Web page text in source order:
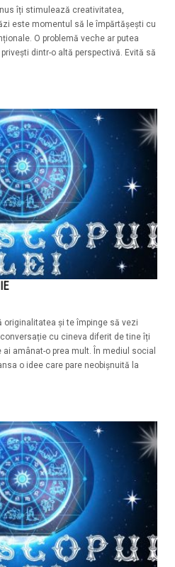
îți stimulează creativitatea,
este momentul să le împărtășești cu
O problemă veche ar putea
dintr-o altă perspectivă. Evită să
originalitatea și te împinge să vezi
cu cineva diferit de tine îți
amânat-o prea mult. În mediul social
o idee care pare neobișnuită la